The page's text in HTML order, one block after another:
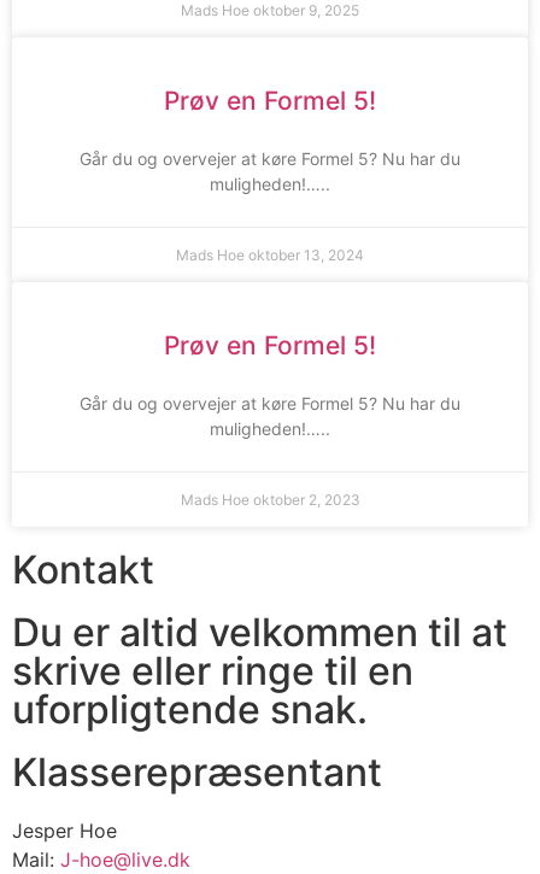
Mads Hoe oktober 9, 2025
Prøv en Formel 5!
Går du og overvejer at køre Formel 5? Nu har du
muligheden!…..
Mads Hoe oktober 13, 2024
Prøv en Formel 5!
Går du og overvejer at køre Formel 5? Nu har du
muligheden!…..
Mads Hoe oktober 2, 2023
Kontakt
Du er altid velkommen til at
skrive eller ringe til en
uforpligtende snak.
Klasserepræsentant
Jesper Hoe
Mail: J-hoe@live.dk